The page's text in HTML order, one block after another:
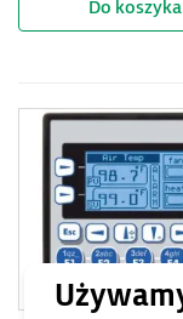
Do koszyka